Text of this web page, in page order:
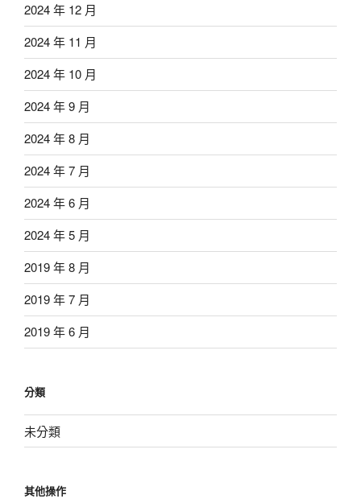
2024 年 12 月
2024 年 11 月
2024 年 10 月
2024 年 9 月
2024 年 8 月
2024 年 7 月
2024 年 6 月
2024 年 5 月
2019 年 8 月
2019 年 7 月
2019 年 6 月
分類
未分類
其他操作